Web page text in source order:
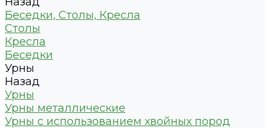
Беседки, Столы, Кресла
Столы
Кресла
Беседки
Урны
Назад
Урны
Урны металлические
Урны с использованием хвойных пород